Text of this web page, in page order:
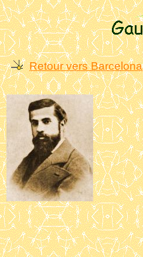
Retour vers Barcelona